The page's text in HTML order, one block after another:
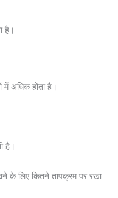
है।
अधिक होता है।
है।
के लिए कितने तापक्रम पर रखा